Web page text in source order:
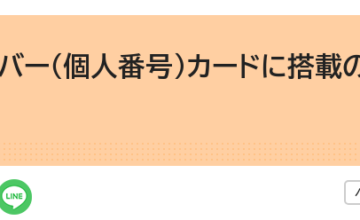
ー（個人番号）カードに搭